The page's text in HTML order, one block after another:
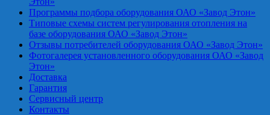
Программы подбора оборудования ОАО «Завод Этон»
Типовые схемы систем регулирования отопления на
базе оборудования ОАО «Завод Этон»
Отзывы потребителей оборудования ОАО «Завод Этон»
Фотогалерея установленного оборудования ОАО «Завод
Этон»
Доставка
Гарантия
Сервисный центр
Контакты